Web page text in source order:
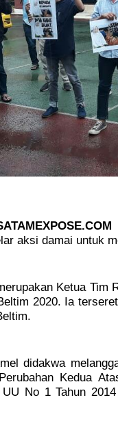
aksi damai untuk
Ketua Tim
2020. Ia
didakwa
Kedua
No 1 Tahun